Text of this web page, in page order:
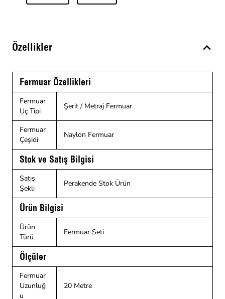
Özellikler
Fermuar Özellikleri
Fermuar
Uç Tipi
Şerit / Metraj Fermuar
Fermuar
Çeşidi
Naylon Fermuar
Stok ve Satış Bilgisi
Satış
Şekli
Perakende Stok Ürün
Ürün Bilgisi
Ürün
Türü
Fermuar Seti
Ölçüler
Fermuar
Uzunluğ
u
20 Metre